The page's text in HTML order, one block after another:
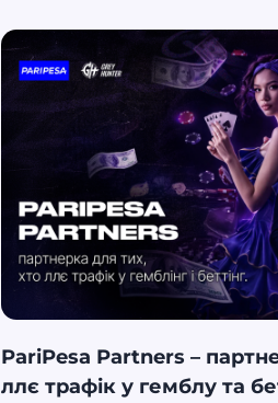
сильними performance-
PariPesa Partners –
ллє трафік у гемблу та